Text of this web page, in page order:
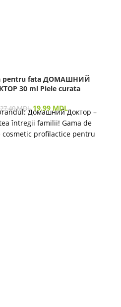
pentru fata ДОМАШНИЙ
30 ml Piele curata
27.40MDL 19.99 MDL
Домашний Доктор –
întregii familii! Gama de
cosmetic profilactice pentru